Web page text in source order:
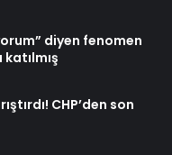
diyen fenomen
CHP’den son